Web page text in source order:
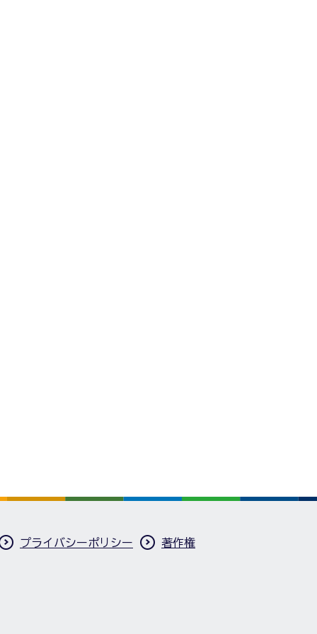
プライバシーポリシー 著作権